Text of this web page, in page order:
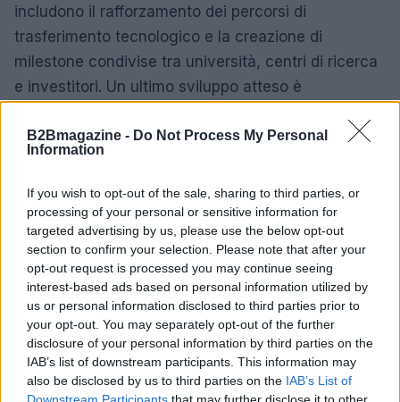
B2Bmagazine - Do Not Process My Personal
Information
If you wish to opt-out of the sale, sharing to third parties, or
processing of your personal or sensitive information for
targeted advertising by us, please use the below opt-out
section to confirm your selection. Please note that after your
opt-out request is processed you may continue seeing
interest-based ads based on personal information utilized by
us or personal information disclosed to third parties prior to
your opt-out. You may separately opt-out of the further
disclosure of your personal information by third parties on the
IAB’s list of downstream participants. This information may
also be disclosed by us to third parties on the IAB’s List of
Downstream Participants that may further disclose it to other
includono il rafforzamento dei percorsi di
trasferimento tecnologico e la creazione di
milestone condivise tra università, centri di ricerca
e investitori. Un ultimo sviluppo atteso è
alla produzione di satelliti e componentistica
Eventi e iniziative recenti
A seguito dell’incremento di partnership
internazionali orientate alla produzione di satelliti e
componentistica avanzata, si segnala un
importante appuntamento per il settore
dell’innovazione. Il 20 febbraio 2026 alle OGR
Torino si terràOfficine d’Intelligenza, il primo
forum nazionale sull’intelligenza artificiale per